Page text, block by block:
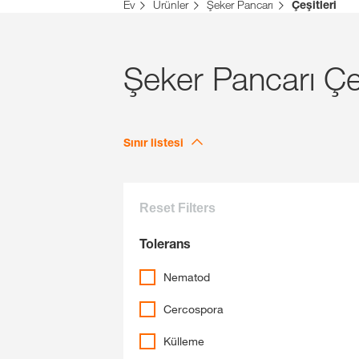
Ev Ürünler Şeker Pancarı Çeşitleri
Şeker Pancarı
Sınır listesi
Reset Filters
Tolerans
Nematod
Cercospora
Külleme